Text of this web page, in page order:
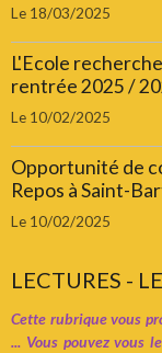
Le 18/03/2025
L'Ecole
rentrée 2025 /
Le 10/02/2025
Opportunité de
Repos à Saint-
Le 10/02/2025
LECTURES -
Cette rubrique vous
... Vous pouvez vous